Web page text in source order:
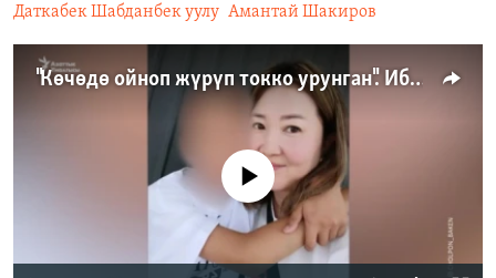
БИЗ ЖАНА ДҮЙНӨ
ДАНИСТЕ
ЭЖЕ-СИҢДИЛЕР
ЫҢГАЙСЫЗ СУРООЛОР
ОНЛАЙН ШЕРИНЕ
ЭЕ/АРнун бардык сайттары
Даткабек Шабданбек уулу Амантай Шакиров
"Көчөдө ойноп жүрүп токко урунган". Ибрахимдин өлүмүнө ким жооп берет?
No media source currently available